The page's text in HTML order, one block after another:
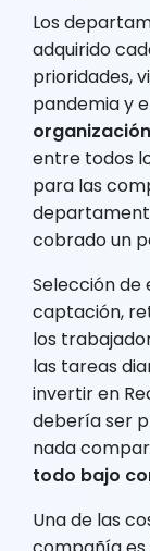
Los
adquirido
prioridades,
pandemia y
entre todos
para las
cobrado un
Selección
captación,
los
las tareas
invertir en
debería ser
nada
todo bajo
Una de las